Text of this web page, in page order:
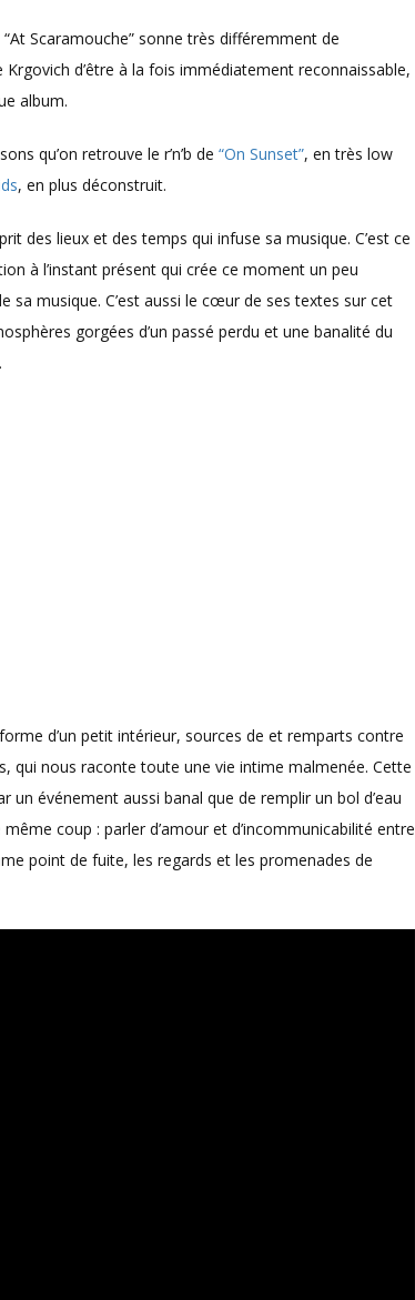
Scaramouche” sonne très différemment de
Krgovich d’être à la fois immédiatement reconnaissable,
album.
qu’on retrouve le r’n’b de “On Sunset”, en très low
, en plus déconstruit.
des lieux et des temps qui infuse sa musique. C’est ce
à l’instant présent qui crée ce moment un peu
musique. C’est aussi le cœur de ses textes sur cet
gorgées d’un passé perdu et une banalité du
d’un petit intérieur, sources de et remparts contre
qui nous raconte toute une vie intime malmenée. Cette
événement aussi banal que de remplir un bol d’eau
coup : parler d’amour et d’incommunicabilité entre
point de fuite, les regards et les promenades de